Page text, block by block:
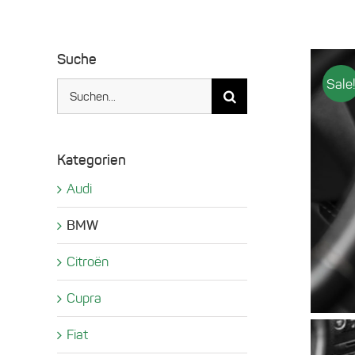
Suche
Kategorien
Audi
BMW
Citroën
Cupra
Fiat